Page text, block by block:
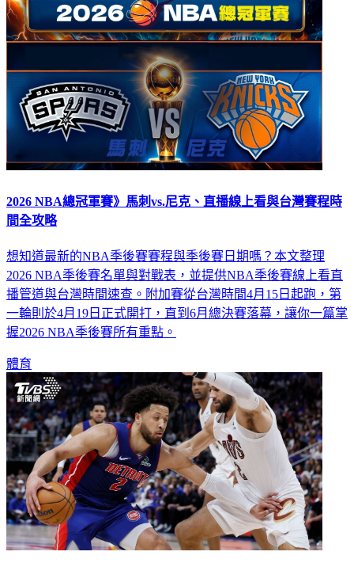
2026 NBA總冠軍賽》馬刺vs.尼克、直播線上看與台灣賽程時
間全攻略
想知道最新的NBA季後賽賽程與季後賽日期嗎？本文整理
2026 NBA季後賽名單與對戰表，並提供NBA季後賽線上看直
播管道與台灣時間速查。附加賽從台灣時間4月15日起跑，第
一輪則於4月19日正式開打，直到6月總決賽落幕，讓你一篇掌
握2026 NBA季後賽所有重點。
體育